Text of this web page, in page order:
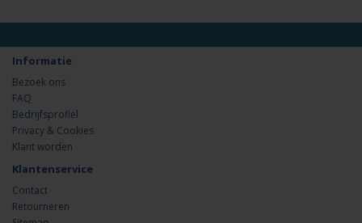
Informatie
Bezoek ons
FAQ
Bedrijfsprofiel
Privacy & Cookies
Klant worden
Klantenservice
Contact
Retourneren